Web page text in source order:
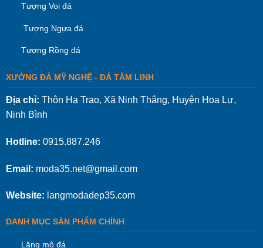
Tượng Voi đá
Tượng Ngựa đá
Tượng Rồng đá
XƯỞNG ĐÁ MỸ NGHỆ - ĐÁ TÂM LINH
Địa chỉ: Thôn Hạ Trạo, Xã Ninh Thắng, Huyện Hoa Lư,
Ninh Bình
Hotline: 0915.887.246
Email: moda35.net@gmail.com
Website: langmodadep35.com
DANH MỤC SẢN PHẨM CHÍNH
Lăng mộ đá